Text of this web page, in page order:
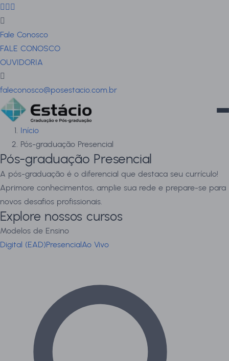
Fale Conosco
FALE CONOSCO
OUVIDORIA
faleconosco@posestacio.com.br
Início
Pós-graduação Presencial
Pós-graduação Presencial
A pós-graduação é o diferencial que destaca seu currículo!
Aprimore conhecimentos, amplie sua rede e prepare-se para
novos desafios profissionais.
Explore nossos cursos
Modelos de Ensino
Digital (EAD)PresencialAo Vivo